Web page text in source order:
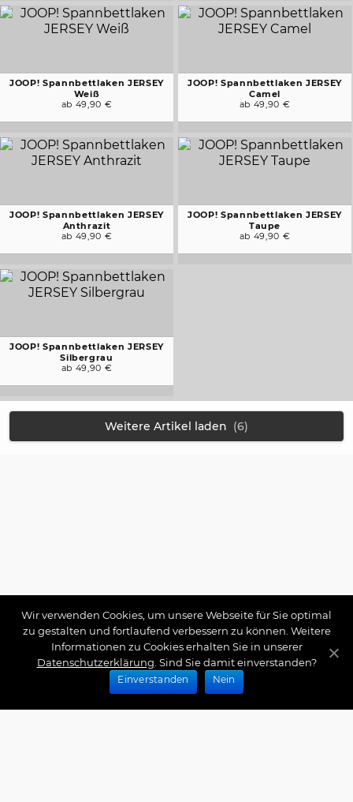
JOOP! Spannbettlaken JERSEY
Weiß
ab 49,90 €
JOOP! Spannbettlaken JERSEY
Camel
ab 49,90 €
JOOP! Spannbettlaken JERSEY
Anthrazit
ab 49,90 €
JOOP! Spannbettlaken JERSEY
Taupe
ab 49,90 €
JOOP! Spannbettlaken JERSEY
Silbergrau
ab 49,90 €
Weitere Artikel laden (6)
Wir verwenden Cookies, um unsere Webseite für Sie optimal
zu gestalten und fortlaufend verbessern zu können. Weitere
Informationen zu Cookies erhalten Sie in unserer
Datenschutzerklärung . Sind Sie damit einverstanden?
Einverstanden Nein